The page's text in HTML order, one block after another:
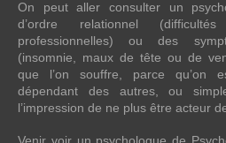
On peut aller consulter un
d’ordre relationnel
professionnelles) ou des
(insomnie, maux de tête ou de
que l’on souffre, parce qu’on
dépendant des autres, ou
l’impression de ne plus être acteur